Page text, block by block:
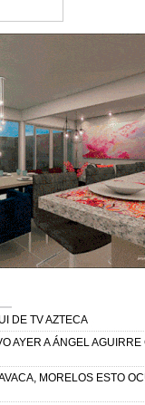
DE TV AZTECA
AYER A ÁNGEL
MORELOS ESTO